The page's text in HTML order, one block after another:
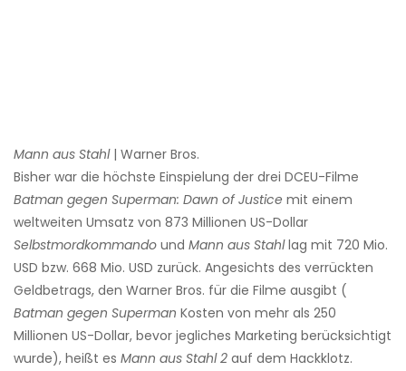
Mann aus Stahl| Warner Bros.
Bisher war die höchste Einspielung der drei DCEU-Filme
Batman gegen Superman: Dawn of Justice mit einem
weltweiten Umsatz von 873 Millionen US-Dollar
Selbstmordkommando und Mann aus Stahllag mit 720 Mio.
USD bzw. 668 Mio. USD zurück. Angesichts des verrückten
Geldbetrags, den Warner Bros. für die Filme ausgibt (
Batman gegen Superman Kosten von mehr als 250
Millionen US-Dollar, bevor jegliches Marketing berücksichtigt
wurde), heißt es Mann aus Stahl 2 auf dem Hackklotz.